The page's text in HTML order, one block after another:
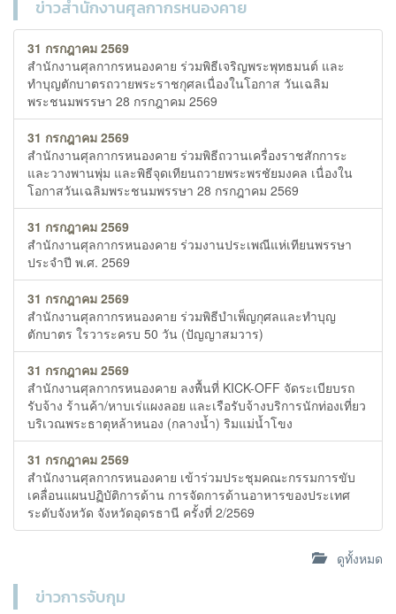
ข่าวสำนักงานศุลกากรหนองคาย
31 กรกฎาคม 2569
สำนักงานศุลกากรหนองคาย ร่วมพิธีเจริญพระพุทธมนต์ และ
ทำบุญตักบาตรถวายพระราชกุศลเนื่องในโอกาส วันเฉลิม
พระชนมพรรษา 28 กรกฎาคม 2569
31 กรกฎาคม 2569
สำนักงานศุลกากรหนองคาย ร่วมพิธีถวานเครื่องราชสักการะ
และวางพานพุ่ม และพิธีจุดเทียนถวายพระพรชัยมงคล เนื่องใน
โอกาสวันเฉลิมพระชนมพรรษา 28 กรกฎาคม 2569
31 กรกฎาคม 2569
สำนักงานศุลกากรหนองคาย ร่วมงานประเพณีแห่เทียนพรรษา
ประจำปี พ.ศ. 2569
31 กรกฎาคม 2569
สำนักงานศุลกากรหนองคาย ร่วมพิธีบำเพ็ญกุศลและทำบุญ
ตักบาตร ใรวาระครบ 50 วัน (ปัญญาสมวาร)
31 กรกฎาคม 2569
สำนักงานศุลกากรหนองคาย ลงพื้นที่ KICK-OFF จัดระเบียบรถ
รับจ้าง ร้านค้า/หาบเร่แผงลอย และเรือรับจ้างบริการนักท่องเที่ยว
บริเวณพระธาตุหล้าหนอง (กลางน้ำ) ริมแม่น้ำโขง
31 กรกฎาคม 2569
สำนักงานศุลกากรหนองคาย เข้าร่วมประชุมคณะกรรมการขับ
เคลื่อนแผนปฏิบัติการด้าน การจัดการด้านอาหารของประเทศ
ระดับจังหวัด จังหวัดอุดรธานี ครั้งที่ 2/2569
ดูทั้งหมด
ข่าวการจับกุม